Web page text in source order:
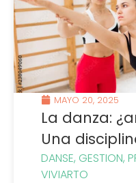
MAYO 20, 2025
La danza:
Una
DANSE, GESTION,
VIVIARTO